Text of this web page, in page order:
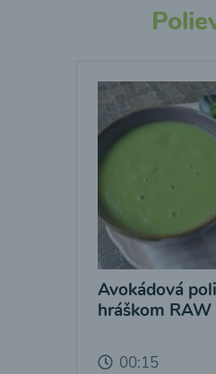
Avokádová
hráškom RAW
00:15